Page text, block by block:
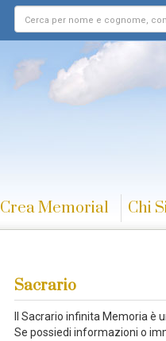
Crea Memorial Chi
Sacrario
Il Sacrario infinita Memoria
Se possiedi informazioni o